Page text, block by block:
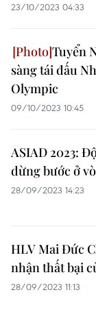
23/10/2023 04:33
Tuyển
sàng tái đấu
Olympic
09/10/2023 10:45
ASIAD 2023:
dừng bước ở
28/09/2023 14:23
HLV Mai Đức
nhận thất bại
28/09/2023 11:13